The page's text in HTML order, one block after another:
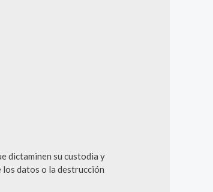
dictaminen su custodia y
los datos o la destrucción